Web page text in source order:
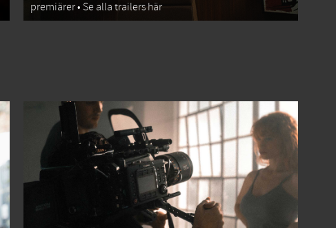
premiärer • Se alla trailers här